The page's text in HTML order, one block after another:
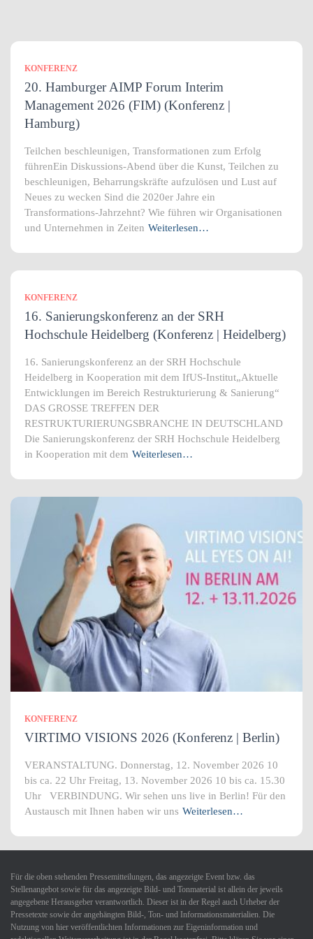
KONFERENZ
20. Hamburger AIMP Forum Interim
Management 2026 (FIM) (Konferenz |
Hamburg)
Teilchen beschleunigen, Transformationen zum Erfolg
führenEin Diskussions-Abend über die Kunst, Teilchen zu
beschleunigen, Beharrungskräfte aufzulösen und Lust auf
Neues zu wecken Sind die 2020er Jahre ein
Transformations-Jahrzehnt? Wie führen wir Organisationen
und Unternehmen in Zeiten Weiterlesen…
KONFERENZ
16. Sanierungskonferenz an der SRH
Hochschule Heidelberg (Konferenz | Heidelberg)
16. Sanierungskonferenz an der SRH Hochschule
Heidelberg in Kooperation mit dem IfUS-Institut„Aktuelle
Entwicklungen im Bereich Restrukturierung & Sanierung“
DAS GROSSE TREFFEN DER
RESTRUKTURIERUNGSBRANCHE IN DEUTSCHLAND
Die Sanierungskonferenz der SRH Hochschule Heidelberg
in Kooperation mit dem Weiterlesen…
KONFERENZ
VIRTIMO VISIONS 2026 (Konferenz | Berlin)
VERANSTALTUNG. Donnerstag, 12. November 2026 10
bis ca. 22 Uhr Freitag, 13. November 2026 10 bis ca. 15.30
Uhr VERBINDUNG. Wir sehen uns live in Berlin! Für den
Austausch mit Ihnen haben wir uns Weiterlesen…
Für die oben stehenden Pressemitteilungen, das angezeigte Event bzw. das
Stellenangebot sowie für das angezeigte Bild- und Tonmaterial ist allein der jeweils
angegebene Herausgeber verantwortlich. Dieser ist in der Regel auch Urheber der
Pressetexte sowie der angehängten Bild-, Ton- und Informationsmaterialien. Die
Nutzung von hier veröffentlichten Informationen zur Eigeninformation und